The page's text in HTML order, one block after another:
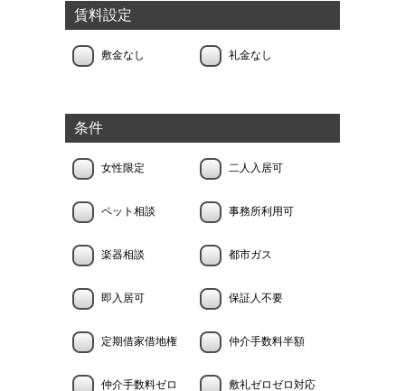
賃料設定
敷金なし 礼金なし
条件
女性限定 二人入居可
ペット相談 事務所利用可
楽器相談 都市ガス
即入居可 保証人不要
定期借家借地権 仲介手数料半額
仲介手数料ゼロ 敷礼ゼロゼロ対応